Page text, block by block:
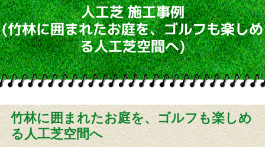
人工芝 施工事例
(竹林に囲まれたお庭を、ゴルフも楽しめ
る人工芝空間へ)
竹林に囲まれたお庭を、ゴルフも楽しめ
る人工芝空間へ